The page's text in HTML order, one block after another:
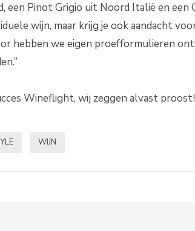
een Pinot Grigio uit Noord Italië en
wijn, maar krijg je ook aandacht
hebben we eigen proefformulieren
Wineflight, wij zeggen alvast proost!
WIJN